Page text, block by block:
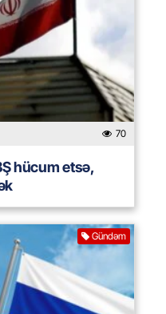
70
hücum etsə,
Gündəm